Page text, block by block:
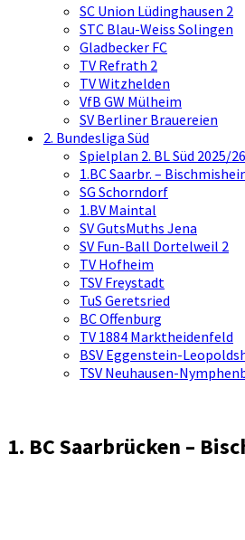
SC Union Lüdinghausen 2
STC Blau-Weiss Solingen
Gladbecker FC
TV Refrath 2
TV Witzhelden
VfB GW Mülheim
SV Berliner Brauereien
2. Bundesliga Süd
Spielplan 2. BL Süd 2025/26
1.BC Saarbr. –
SG Schorndorf
1.BV Maintal
SV GutsMuths Jena
SV Fun-Ball Dortelweil 2
TV Hofheim
TSV Freystadt
TuS Geretsried
BC Offenburg
TV 1884 Marktheidenfeld
BSV Eggenstein-
TSV Neuhausen-
1. BC Saarbrücken –